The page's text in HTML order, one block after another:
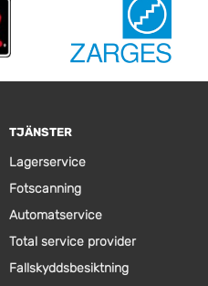
TJÄNSTER
Lagerservice
Fotscanning
Automatservice
Total service provider
Fallskyddsbesiktning